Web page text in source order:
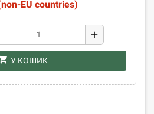
EU countries)
add
shopping_cart У КОШИК